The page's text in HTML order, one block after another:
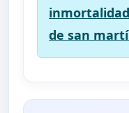
de san